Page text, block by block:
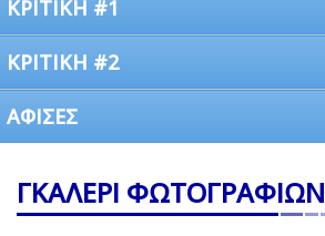
ΚΡΙΤΙΚΗ #1
ΚΡΙΤΙΚΗ #2
ΑΦΙΣΕΣ
ΓΚΑΛΕΡΙ ΦΩΤΟΓΡΑΦΙΩΝ